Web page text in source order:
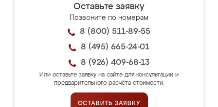
Оставьте заявку
Позвоните по номерам
8 (800) 511-89-55
8 (495) 665-24-01
8 (926) 409-68-13
Или оставьте заявку на сайте для консультации и
предварительного расчёта стоимости.
ОСТАВИТЬ ЗАЯВКУ